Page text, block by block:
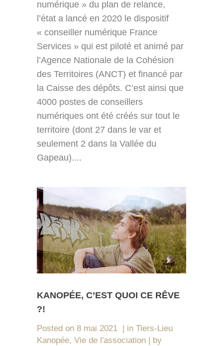
numérique » du plan de relance,
l’état a lancé en 2020 le dispositif
« conseiller numérique France
Services » qui est piloté et animé par
l’Agence Nationale de la Cohésion
des Territoires (ANCT) et financé par
la Caisse des dépôts. C’est ainsi que
4000 postes de conseillers
numériques ont été créés sur tout le
territoire (dont 27 dans le var et
seulement 2 dans la Vallée du
Gapeau)....
KANOPÉE, C’EST QUOI CE RÊVE
?!
Posted on 8 mai 2021 in Tiers-Lieu
Kanopée, Vie de l'association
by